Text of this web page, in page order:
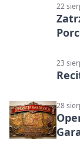
22
23
28